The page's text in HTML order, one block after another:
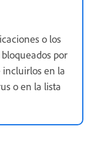
o los
por
incluirlos en la
o en la lista